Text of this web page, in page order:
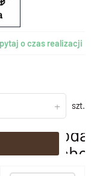
o czas realizacji
+ szt.